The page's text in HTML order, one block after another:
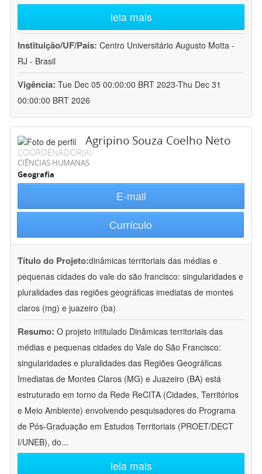
leia mais
Instituição/UF/País: Centro Universitário Augusto Motta -
RJ - Brasil
Vigência: Tue Dec 05 00:00:00 BRT 2023-Thu Dec 31
00:00:00 BRT 2026
Agripino Souza Coelho Neto
COORDENADOR(A)
CIÊNCIAS HUMANAS
Geografia
E-mail
Currículo
Título do Projeto:dinâmicas territoriais das médias e
pequenas cidades do vale do são francisco: singularidades e
pluralidades das regiões geográficas imediatas de montes
claros (mg) e juazeiro (ba)
Resumo: O projeto intitulado Dinâmicas territoriais das
médias e pequenas cidades do Vale do São Francisco:
singularidades e pluralidades das Regiões Geográficas
Imediatas de Montes Claros (MG) e Juazeiro (BA) está
estruturado em torno da Rede ReCITA (Cidades, Territórios
e Meio Ambiente) envolvendo pesquisadores do Programa
de Pós-Graduação em Estudos Territoriais (PROET/DECT
I/UNEB), do...
leia mais